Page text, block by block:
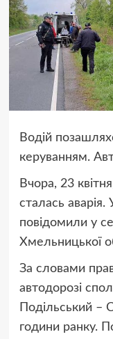
Водій
керуванням.
Вчора, 23
сталась аварія.
повідомили у
Хмельницької
За словами
автодорозі
Подільський –
години ранку.